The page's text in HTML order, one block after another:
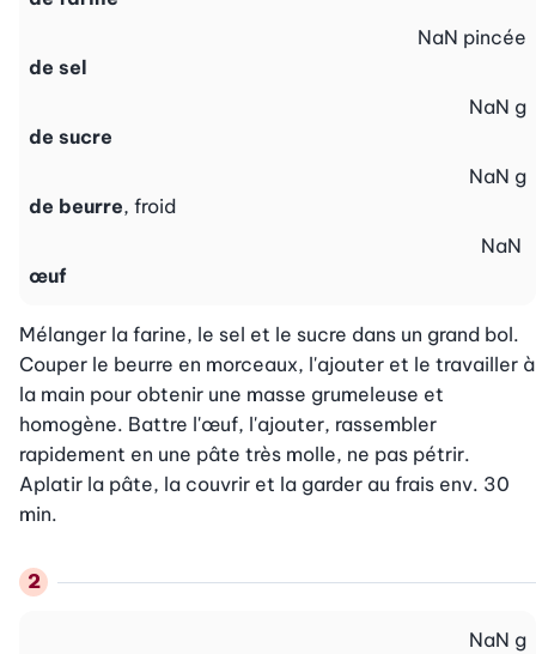
de sel
NaN pincée
de sucre
NaN g
de beurre, froid
NaN g
œuf
NaN
Mélanger la farine, le sel et le sucre dans un grand bol.
Couper le beurre en morceaux, l'ajouter et le travailler à
la main pour obtenir une masse grumeleuse et
homogène. Battre l'œuf, l'ajouter, rassembler
rapidement en une pâte très molle, ne pas pétrir.
Aplatir la pâte, la couvrir et la garder au frais env. 30
min.
NaN g